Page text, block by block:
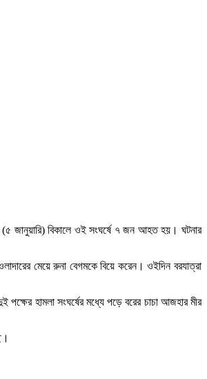
(৫ জানুয়ারি) বিকালে ওই সংঘর্ষে ৭ জন আহত হয়। ঘটনার
মেয়ে রুনা বেগমকে বিয়ে করেন। ওইদিন বরযাত্রা
পক্ষের হামলা সংঘর্ষের মধ্যে পড়ে বরের চাচা আজহার মীর